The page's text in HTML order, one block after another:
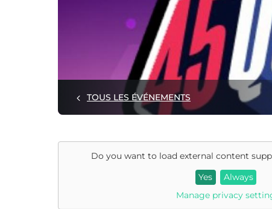
TOUS LES ÉVÉNEMENTS
Do you want to load external content
Yes
Always
Manage privacy